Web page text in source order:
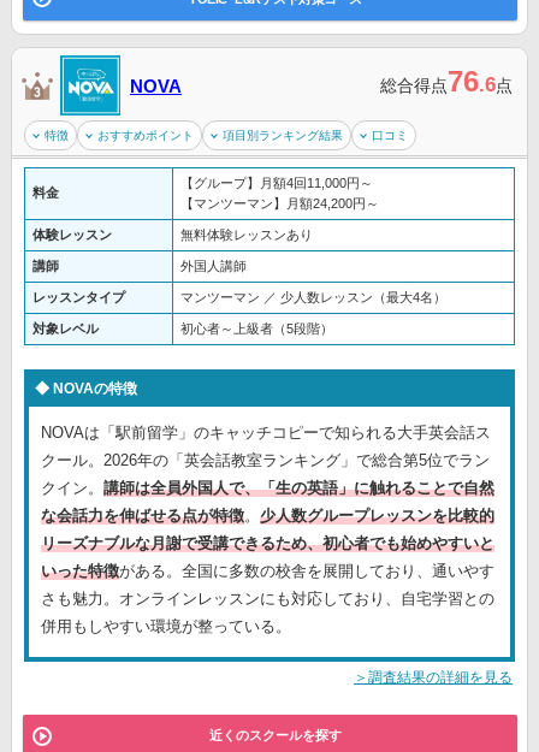
NOVA 総合得点76.6点
特徴 おすすめポイント 項目別ランキング結果 口コミ
料金
【グループ】月額4回11,000円～
【マンツーマン】月額24,200円～
体験レッスン 無料体験レッスンあり
講師 外国人講師
レッスンタイプ マンツーマン ／ 少人数レッスン（最大4名）
対象レベル 初心者～上級者（5段階）
NOVAの特徴
NOVAは「駅前留学」のキャッチコピーで知られる大手英会話ス
クール。2026年の「英会話教室ランキング」で総合第5位でラン
クイン。 講師は全員外国人で、「生の英語」に触れることで自然
な会話力を伸ばせる点が特徴。 少人数グループレッスンを比較的
リーズナブルな月謝で受講できるため、初心者でも始めやすいと
いった特徴がある。全国に多数の校舎を展開しており、通いやす
さも魅力。オンラインレッスンにも対応しており、自宅学習との
併用もしやすい環境が整っている。
＞調査結果の詳細を見る
近くのスクールを探す